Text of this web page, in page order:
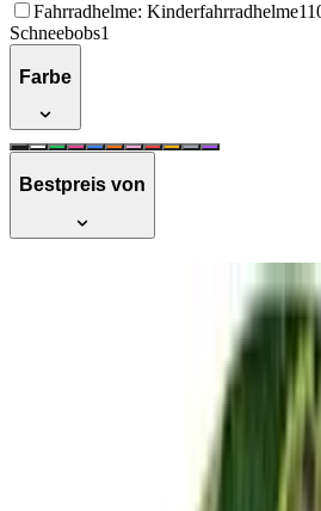
Fahrradhelme: Kinderfahrradhelme
Schneebobs1
Farbe
Bestpreis von
Damen, Herren und
sicherer urbaner
Magnetverschluss,
in grün, Wassermelone |